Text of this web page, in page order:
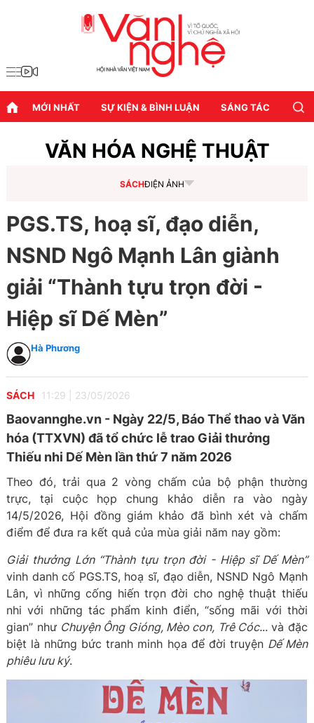
MỚI NHẤT SỰ KIỆN & BÌNH LUẬN SÁNG TÁC
VĂN HÓA NGHỆ THUẬT
SÁCHĐIỆN ẢNH
PGS.TS, hoạ sĩ, đạo diễn,
NSND Ngô Mạnh Lân giành
giải “Thành tựu trọn đời -
Hiệp sĩ Dế Mèn”
Hà Phương
SÁCH 11:29 23/05/2026
Baovannghe.vn - Ngày 22/5, Báo Thể thao và Văn
hóa (TTXVN) đã tổ chức lễ trao Giải thưởng
Thiếu nhi Dế Mèn lần thứ 7 năm 2026
Theo đó, trải qua 2 vòng chấm của bộ phận thường
trực, tại cuộc họp chung khảo diễn ra vào ngày
14/5/2026, Hội đồng giám khảo đã bình xét và chấm
điểm để đưa ra kết quả của mùa giải năm nay gồm:
Giải thưởng Lớn “Thành tựu trọn đời - Hiệp sĩ Dế Mèn”
vinh danh cố PGS.TS, hoạ sĩ, đạo diễn, NSND Ngô Mạnh
Lân, vì những cống hiến trọn đời cho nghệ thuật thiếu
nhi với những tác phẩm kinh điển, “sống mãi với thời
gian” như Chuyện Ông Gióng, Mèo con, Trê Cóc... và đặc
biệt là những bức tranh minh họa để đời truyện Dế Mèn
phiêu lưu ký.